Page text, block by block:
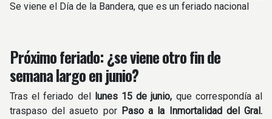
Se viene el Día de la Bandera, que es un feriado nacional
Próximo feriado: ¿se viene otro fin de
semana largo en junio?
Tras el feriado del lunes 15 de junio, que correspondía al
traspaso del asueto por Paso a la Inmortalidad del Gral.